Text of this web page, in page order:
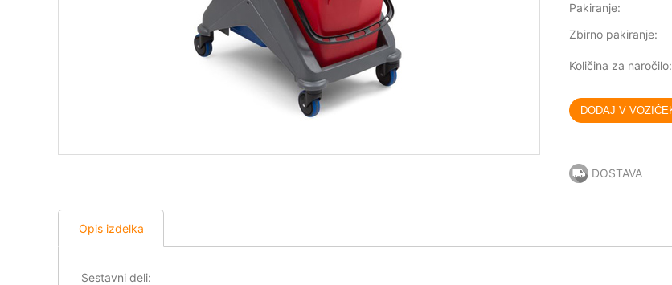
Pakiranje:
Zbirno pakiranje:
Količina za naročilo:
DOSTAVA
Opis izdelka
Sestavni deli: